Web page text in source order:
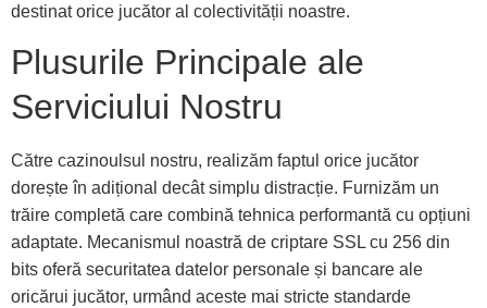
destinat orice jucător al colectivității noastre.
Plusurile Principale ale
Serviciului Nostru
Către cazinoulsul nostru, realizăm faptul orice jucător
dorește în adițional decât simplu distracție. Furnizăm un
trăire completă care combină tehnica performantă cu opțiuni
adaptate. Mecanismul noastră de criptare SSL cu 256 din
bits oferă securitatea datelor personale și bancare ale
oricărui jucător, urmând aceste mai stricte standarde